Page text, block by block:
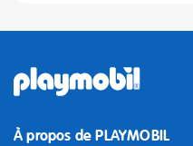
À propos de PLAYMOBIL